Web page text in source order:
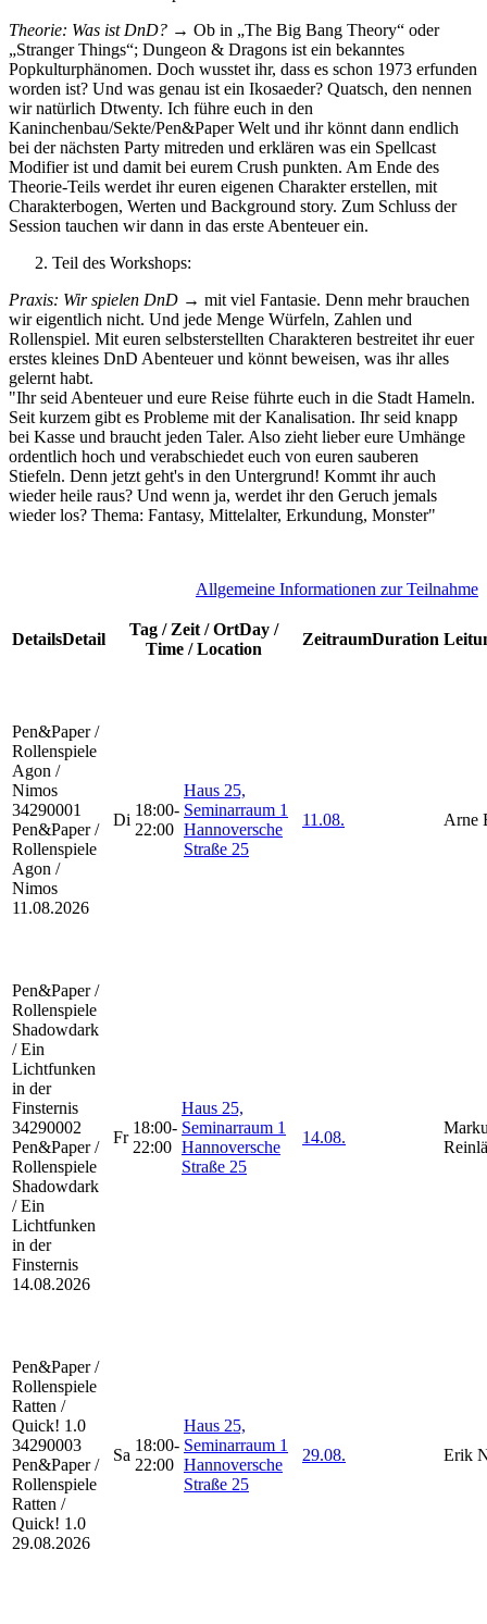
Theorie: Was ist DnD? → Ob in „The Big Bang Theory“ oder
„Stranger Things“; Dungeon & Dragons ist ein bekanntes
Popkulturphänomen. Doch wusstet ihr, dass es schon 1973 erfunden
worden ist? Und was genau ist ein Ikosaeder? Quatsch, den nennen
wir natürlich Dtwenty. Ich führe euch in den
Kaninchenbau/Sekte/Pen&Paper Welt und ihr könnt dann endlich
bei der nächsten Party mitreden und erklären was ein Spellcast
Modifier ist und damit bei eurem Crush punkten. Am Ende des
Theorie-Teils werdet ihr euren eigenen Charakter erstellen, mit
Charakterbogen, Werten und Background story. Zum Schluss der
Session tauchen wir dann in das erste Abenteuer ein.
Teil des Workshops:
Praxis: Wir spielen DnD → mit viel Fantasie. Denn mehr brauchen
wir eigentlich nicht. Und jede Menge Würfeln, Zahlen und
Rollenspiel. Mit euren selbsterstellten Charakteren bestreitet ihr euer
erstes kleines DnD Abenteuer und könnt beweisen, was ihr alles
gelernt habt.
"Ihr seid Abenteuer und eure Reise führte euch in die Stadt Hameln.
Seit kurzem gibt es Probleme mit der Kanalisation. Ihr seid knapp
bei Kasse und braucht jeden Taler. Also zieht lieber eure Umhänge
ordentlich hoch und verabschiedet euch von euren sauberen
Stiefeln. Denn jetzt geht's in den Untergrund! Kommt ihr auch
wieder heile raus? Und wenn ja, werdet ihr den Geruch jemals
wieder los? Thema: Fantasy, Mittelalter, Erkundung, Monster"
Allgemeine Informationen zur Teilnahme
DetailsDetail
Tag / Zeit / OrtDay /
Time / Location
ZeitraumDuration
Pen&Paper /
Rollenspiele
Agon /
Nimos
34290001
Pen&Paper /
Rollenspiele
Agon /
Nimos
11.08.2026
Di
18:00-
22:00
Haus 25,
Seminarraum 1
Hannoversche
Straße 25
11.08. Arne
Pen&Paper /
Rollenspiele
Shadowdark
/ Ein
Lichtfunken
in der
Finsternis
34290002
Pen&Paper /
Rollenspiele
Shadowdark
/ Ein
Lichtfunken
in der
Finsternis
14.08.2026
Fr
18:00-
22:00
Haus 25,
Seminarraum 1
Hannoversche
Straße 25
14.08.
Pen&Paper /
Rollenspiele
Ratten /
Quick! 1.0
34290003
Pen&Paper /
Rollenspiele
Ratten /
Quick! 1.0
29.08.2026
Sa
18:00-
22:00
Haus 25,
Seminarraum 1
Hannoversche
Straße 25
29.08. Erik